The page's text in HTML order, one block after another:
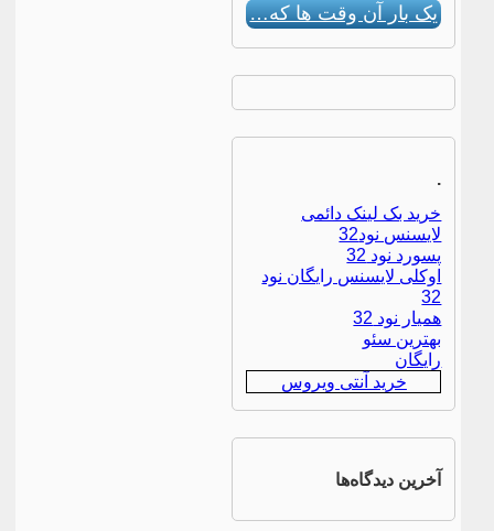
یک بار آن وقت ها که…
.
خرید بک لینک دائمی
لایسنس نود32
پسورد نود 32
اوکلی لایسنس رایگان نود
32
همیار نود 32
بهترین سئو
رایگان
خرید آنتی ویروس
آخرین دیدگاه‌ها